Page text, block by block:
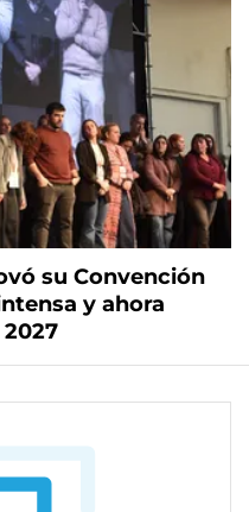
su Convención
y ahora